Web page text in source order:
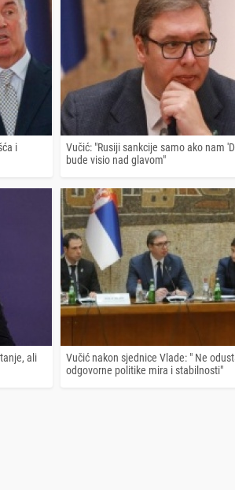
i
Vučić: "Rusiji sankcije samo ako nam
bude visio nad glavom"
ali
Vučić nakon sjednice Vlade: " Ne
odgovorne politike mira i stabilnosti"